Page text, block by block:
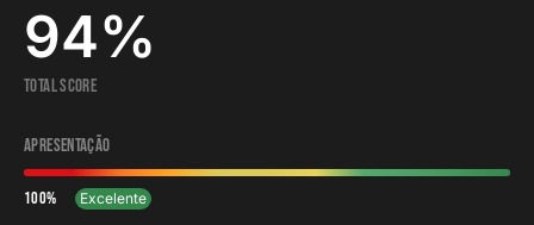
94
Total Score
Apresentação
100 Excelente